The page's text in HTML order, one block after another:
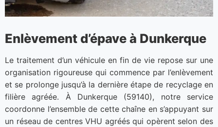
Enlèvement d’épave à Dunkerque
Le traitement d’un véhicule en fin de vie repose sur une
organisation rigoureuse qui commence par l’enlèvement
et se prolonge jusqu’à la dernière étape de recyclage en
filière agréée. À Dunkerque (59140), notre service
coordonne l’ensemble de cette chaîne en s’appuyant sur
un réseau de centres VHU agréés qui opèrent selon des